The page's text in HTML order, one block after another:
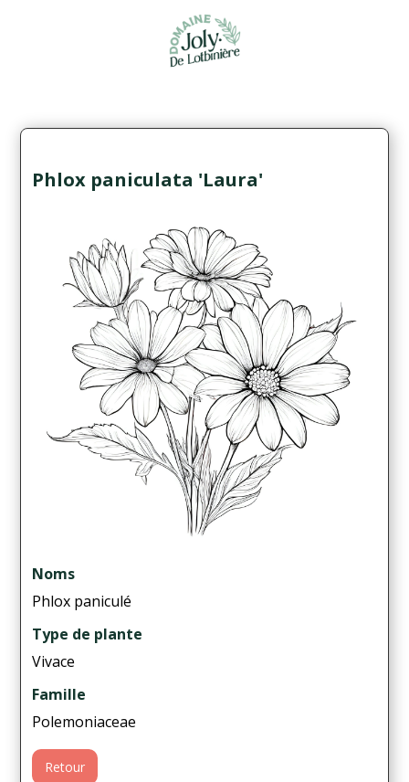
Phlox paniculata 'Laura'
Noms
Phlox paniculé
Type de plante
Vivace
Famille
Polemoniaceae
Retour